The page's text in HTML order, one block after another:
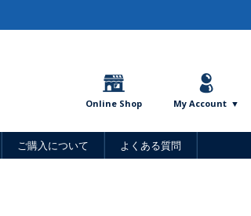
Online Shop My Account
ご購入について よくある質問